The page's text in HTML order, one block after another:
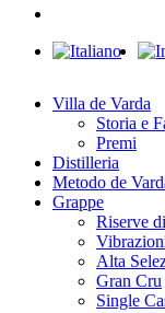
Close
Villa de Varda
Storia e
Premi
Distilleria
Metodo de
Grappe
Riserve
Alta
Gran Cru
Single